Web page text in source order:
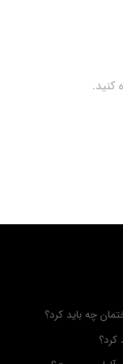
کنید.
چه باید کرد؟